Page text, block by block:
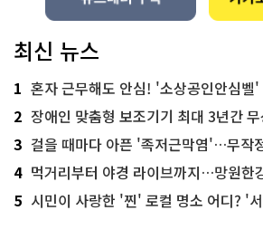
최신 뉴스
1 혼자 근무해도 안심! '소상공인안심벨
2 장애인 맞춤형 보조기기 최대 3년간 무상
3 걸을 때마다 아픈 '족저근막염'…무작정 참지
4 먹거리부터 야경 라이브까지…망원한
5 시민이 사랑한 '찐' 로컬 명소 어디? '서울